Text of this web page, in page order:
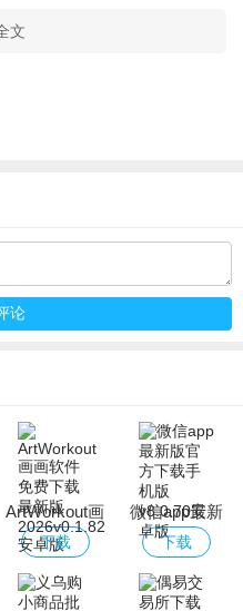
文
ArtWorkout画
画软件免费下
载最新版2026
下载
微信app最新
版官方下载手
下载